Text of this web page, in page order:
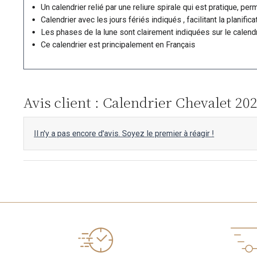
Un calendrier relié par une reliure spirale qui est pratique,
Calendrier avec les jours fériés indiqués , facilitant la
Les phases de la lune sont clairement indiquées sur le
Ce calendrier est principalement en Français
Avis client : Calendrier Chevalet
Il n'y a pas encore d'avis. Soyez le premier à réagir !